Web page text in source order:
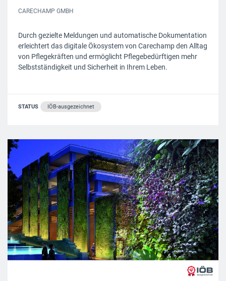
CARECHAMP GMBH
Durch gezielte Meldungen und automatische Dokumentation
erleichtert das digitale Ökosystem von Carechamp den Alltag
von Pflegekräften und ermöglicht Pflegebedürftigen mehr
Selbstständigkeit und Sicherheit in Ihrem Leben.
STATUS IÖB-ausgezeichnet